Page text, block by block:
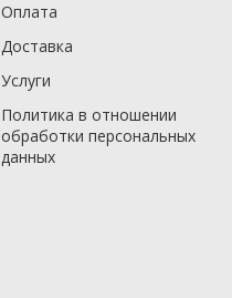
Оплата
Доставка
Услуги
Политика в отношении
обработки персональных
данныx